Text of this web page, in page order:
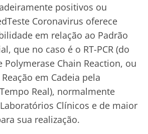
positivos ou
Coronavirus oferece
em relação ao Padrão
que no caso é o RT-PCR (do
Polymerase Chain Reaction, ou
em Cadeia pela
Real), normalmente
Clínicos e de maior
sua realização.